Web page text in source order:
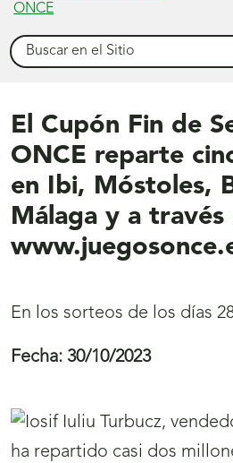
Buscar
El Cupón Fin de
ONCE reparte
en Ibi, Móstoles,
Málaga y a través
En los sorteos de los días
Fecha: 30/10/2023